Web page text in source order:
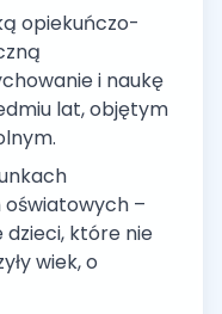
opiekuńczo-
i naukę
lat, objętym
–
które nie
wiek, o